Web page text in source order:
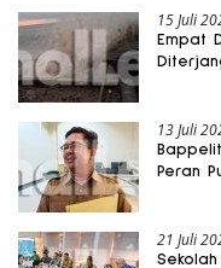
15 Juli
Empat
13 Juli
Peran
21 Juli